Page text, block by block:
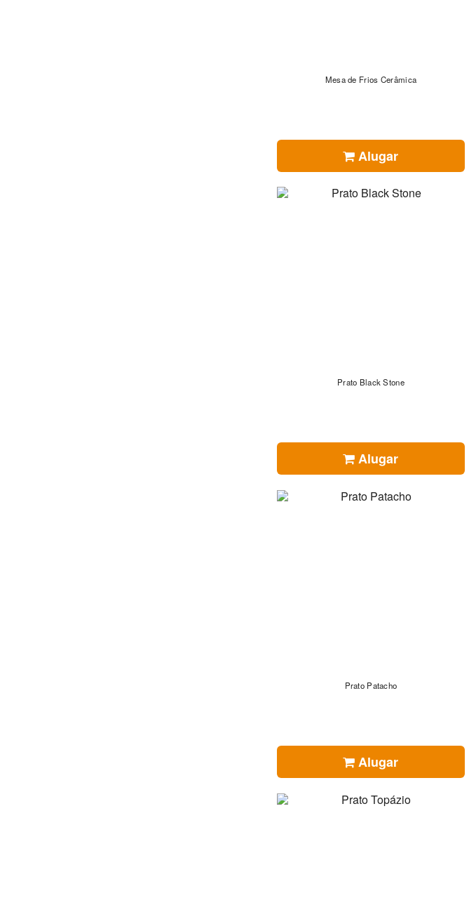
Mesa de Frios Cerâmica
Alugar
Prato Black Stone
Alugar
Prato Patacho
Alugar